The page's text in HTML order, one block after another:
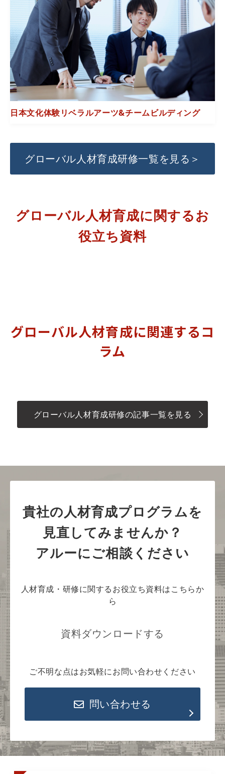
日本文化体験リベラルアーツ&チームビルディング
グローバル人材育成研修一覧を見る＞
グローバル人材育成に関するお
役立ち資料
グローバル人材育成に関連するコ
ラム
グローバル人材育成研修の記事一覧を見る
貴社の人材育成プログラムを
見直してみませんか？
アルーにご相談ください
人材育成・研修に関するお役立ち資料はこちらか
ら
資料ダウンロードする
ご不明な点はお気軽にお問い合わせください
問い合わせる